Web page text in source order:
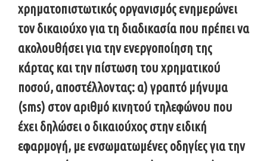
χρηματοπιστωτικός οργανισμός ενημερώνει
τον δικαιούχο για τη διαδικασία που πρέπει να
ακολουθήσει για την ενεργοποίηση της
κάρτας και την πίστωση του χρηματικού
ποσού, αποστέλλοντας: α) γραπτό μήνυμα
(sms) στον αριθμό κινητού τηλεφώνου που
έχει δηλώσει ο δικαιούχος στην ειδική
εφαρμογή, με ενσωματωμένες οδηγίες για την